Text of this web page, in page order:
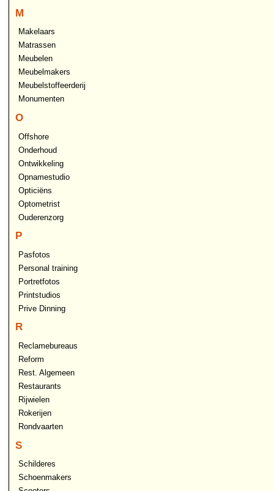
M
Makelaars
Matrassen
Meubelen
Meubelmakers
Meubelstoffeerderij
Monumenten
O
Offshore
Onderhoud
Ontwikkeling
Opnamestudio
Opticiëns
Optometrist
Ouderenzorg
P
Pasfotos
Personal training
Portretfotos
Printstudios
Prive Dinning
R
Reclamebureaus
Reform
Rest. Algemeen
Restaurants
Rijwielen
Rokerijen
Rondvaarten
S
Schilderes
Schoenmakers